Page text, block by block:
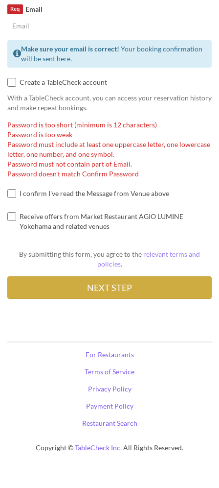
Email
Req
Make sure your email is correct! Your booking confirmation
will be sent here.
Create a TableCheck account
With a TableCheck account, you can access your reservation history
and make repeat bookings.
Password is too short (minimum is 12 characters)
Password is too weak
Password must include at least one uppercase letter, one lowercase
letter, one number, and one symbol.
Password must not contain part of Email.
Password doesn't match Confirm Password
I confirm I've read the Message from Venue above
Receive offers from Market Restaurant AGIO LUMINE
Yokohama and related venues
By submitting this form, you agree to the relevant terms and
policies.
For Restaurants
Terms of Service
Privacy Policy
Payment Policy
Restaurant Search
Copyright ©TableCheck Inc.All Rights Reserved.